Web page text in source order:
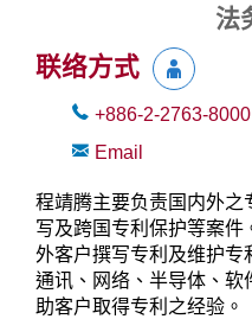
法
联络方式
+886-2-2763-8000
Email
程靖腾主要负责国内外之
写及跨国专利保护等案件
外客户撰写专利及维护专
通讯、网络、半导体、软
助客户取得专利之经验。